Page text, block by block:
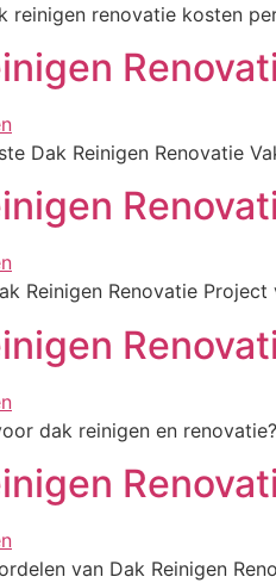
reinigen renovatie kosten
Dak Reinigen Renovatie
Reinigen Renovatie
dak reinigen en
van Dak Reinigen